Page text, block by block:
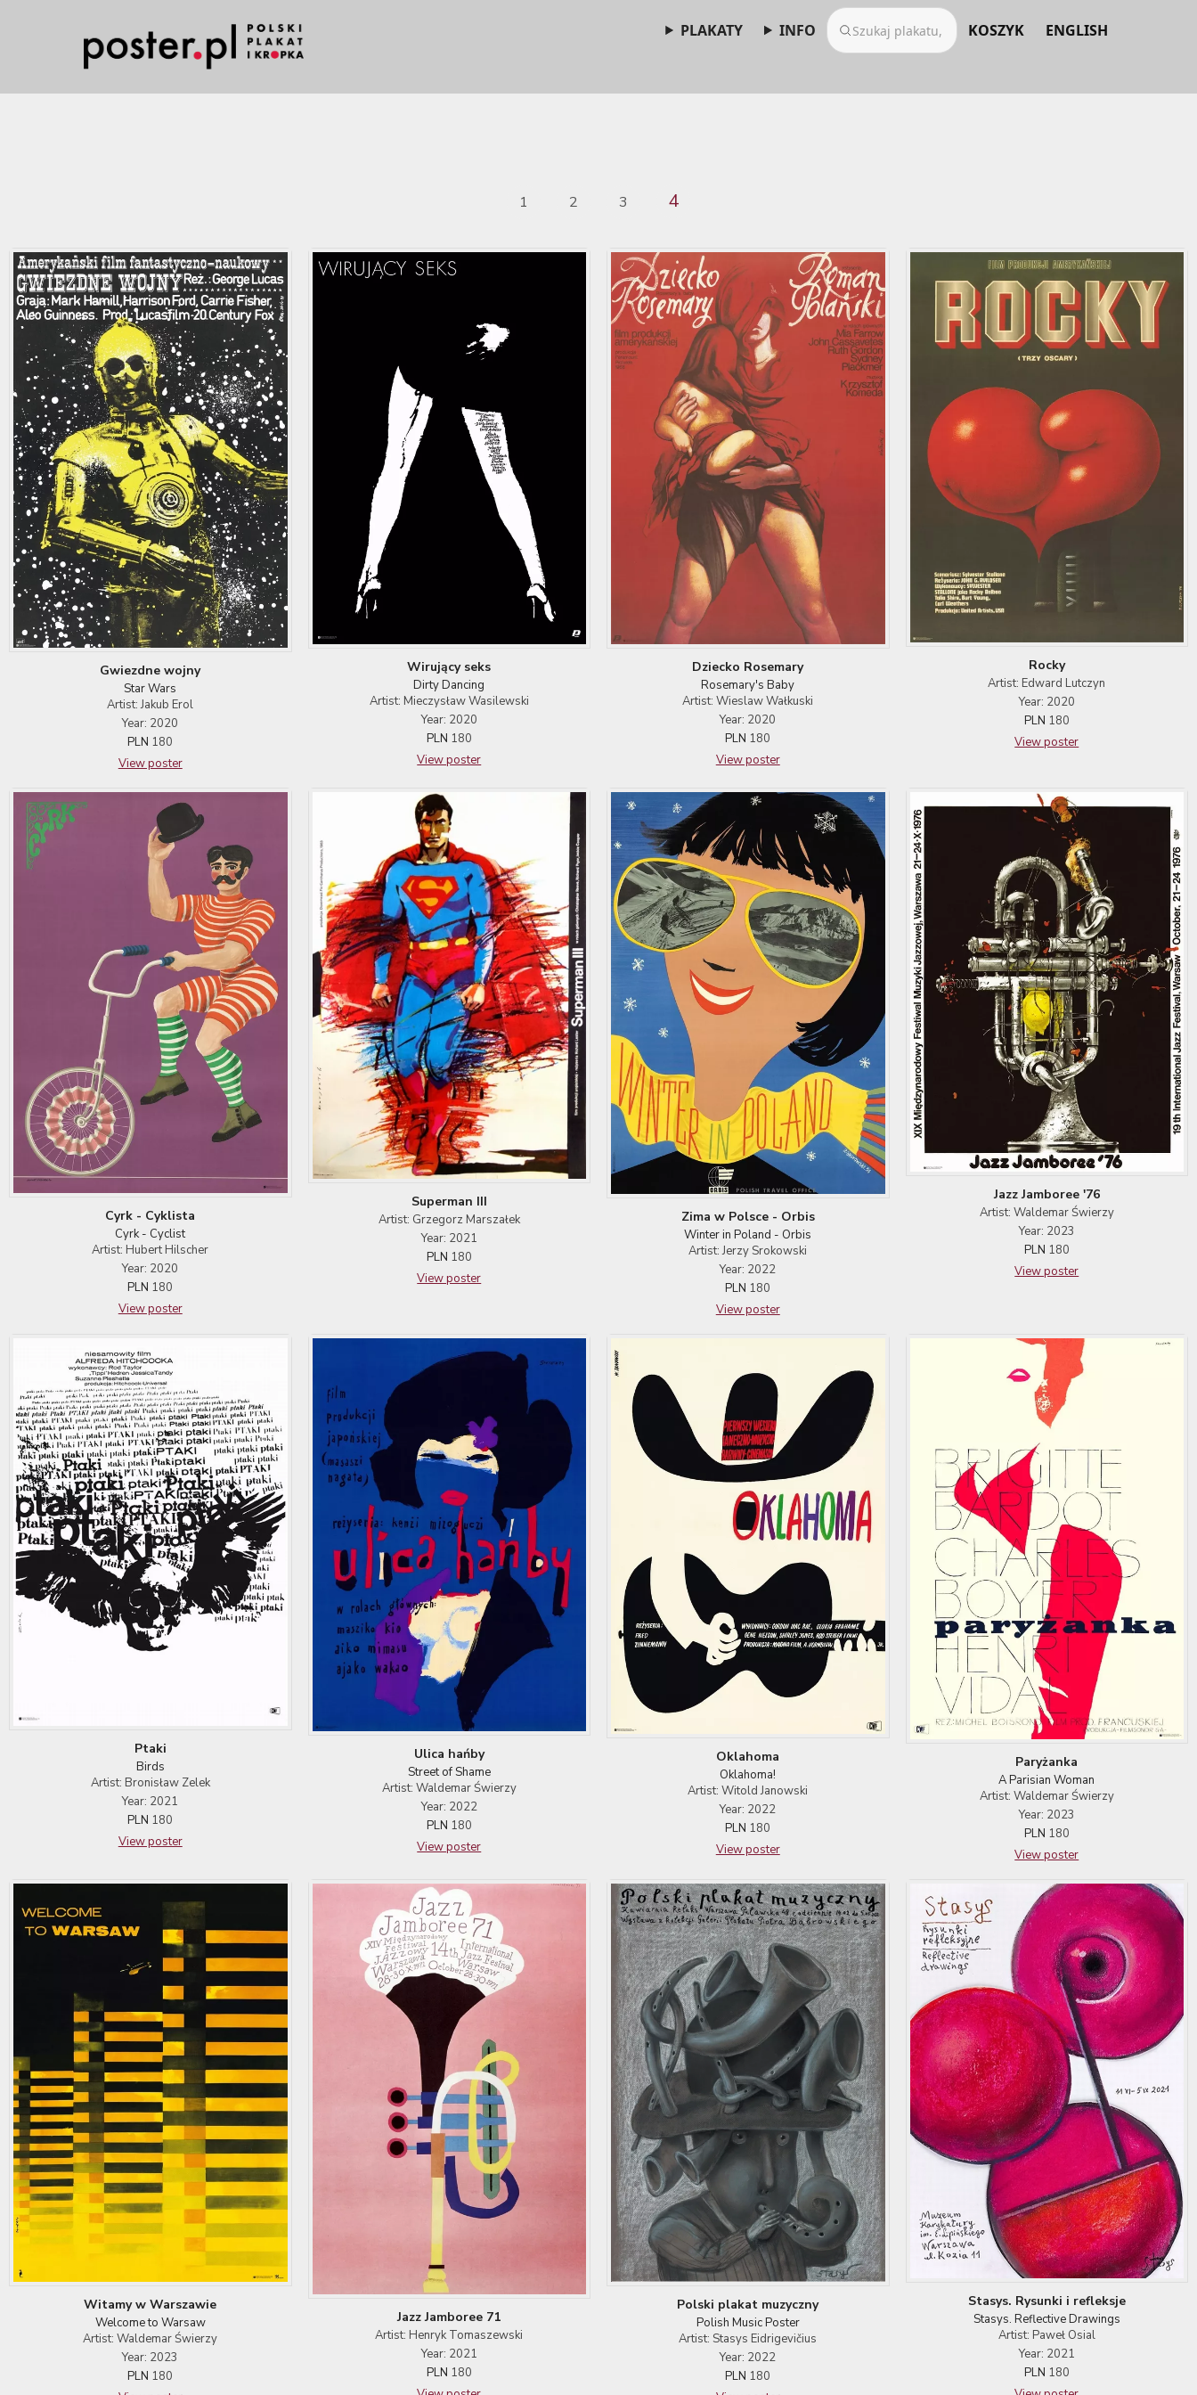
PLAKATY INFO KOSZYK ENGLISH
1 2 3 4
Gwiezdne wojny
Star Wars
Artist: Jakub Erol
Year: 2020
PLN 180
View poster
Wirujący seks
Dirty Dancing
Artist: Mieczysław Wasilewski
Year: 2020
PLN 180
View poster
Dziecko Rosemary
Rosemary's Baby
Artist: Wieslaw Wałkuski
Year: 2020
PLN 180
View poster
Rocky
Artist: Edward Lutczyn
Year: 2020
PLN 180
View poster
Cyrk - Cyklista
Cyrk - Cyclist
Artist: Hubert Hilscher
Year: 2020
PLN 180
View poster
Superman III
Artist: Grzegorz Marszałek
Year: 2021
PLN 180
View poster
Zima w Polsce - Orbis
Winter in Poland - Orbis
Artist: Jerzy Srokowski
Year: 2022
PLN 180
View poster
Jazz Jamboree '76
Artist: Waldemar Świerzy
Year: 2023
PLN 180
View poster
Ptaki
Birds
Artist: Bronisław Zelek
Year: 2021
PLN 180
View poster
Ulica hańby
Street of Shame
Artist: Waldemar Świerzy
Year: 2022
PLN 180
View poster
Oklahoma
Oklahoma!
Artist: Witold Janowski
Year: 2022
PLN 180
View poster
Paryżanka
A Parisian Woman
Artist: Waldemar Świerzy
Year: 2023
PLN 180
View poster
Witamy w Warszawie
Welcome to Warsaw
Artist: Waldemar Świerzy
Year: 2023
PLN 180
Jazz Jamboree 71
Artist: Henryk Tomaszewski
Year: 2021
PLN 180
Polski plakat muzyczny
Polish Music Poster
Artist: Stasys Eidrigevičius
Year: 2022
PLN 180
Stasys. Rysunki i refleksje
Stasys. Reflective Drawings
Artist: Paweł Osial
Year: 2021
PLN 180